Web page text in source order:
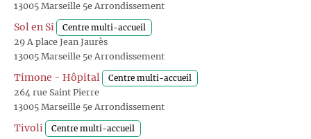
13005 Marseille 5e Arrondissement
Sol en Si Centre multi-accueil
29 A place Jean Jaurès
13005 Marseille 5e Arrondissement
Timone - Hôpital Centre multi-accueil
264 rue Saint Pierre
13005 Marseille 5e Arrondissement
Tivoli Centre multi-accueil